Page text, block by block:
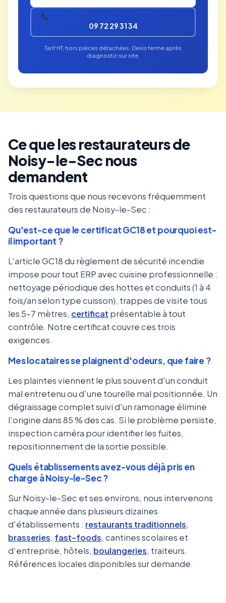
09 72 29 31 34
Tarif HT, hors pièces détachées. Devis ferme après
diagnostic sur site.
Ce que les restaurateurs de
Noisy-le-Sec nous
demandent
Trois questions que nous recevons fréquemment
des restaurateurs de Noisy-le-Sec :
Qu'est-ce que le certificat GC18 et pourquoi est-
il important ?
L'article GC18 du règlement de sécurité incendie
impose pour tout ERP avec cuisine professionnelle :
nettoyage périodique des hottes et conduits (1 à 4
fois/an selon type cuisson), trappes de visite tous
les 5-7 mètres, certificat présentable à tout
contrôle. Notre certificat couvre ces trois
exigences.
Mes locataires se plaignent d'odeurs, que faire ?
Les plaintes viennent le plus souvent d'un conduit
mal entretenu ou d'une tourelle mal positionnée. Un
dégraissage complet suivi d'un ramonage élimine
l'origine dans 85 % des cas. Si le problème persiste,
inspection caméra pour identifier les fuites,
repositionnement de la sortie possible.
Quels établissements avez-vous déjà pris en
charge à Noisy-le-Sec ?
Sur Noisy-le-Sec et ses environs, nous intervenons
chaque année dans plusieurs dizaines
d'établissements : restaurants traditionnels,
brasseries, fast-foods, cantines scolaires et
d'entreprise, hôtels, boulangeries, traiteurs.
Références locales disponibles sur demande.